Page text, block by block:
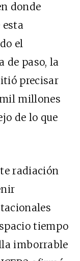
donde
esta
el
de paso, la
precisar
millones
de lo que
radiación
tiempo
imborrable